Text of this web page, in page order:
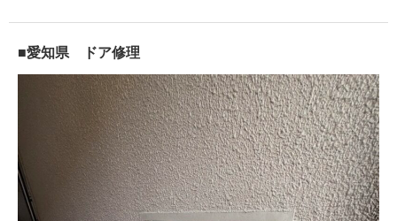
■愛知県 ドア修理